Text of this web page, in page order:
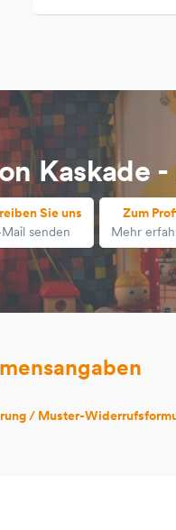
Kaskade
Sie uns
senden
Zum
Mehr
/ Muster-